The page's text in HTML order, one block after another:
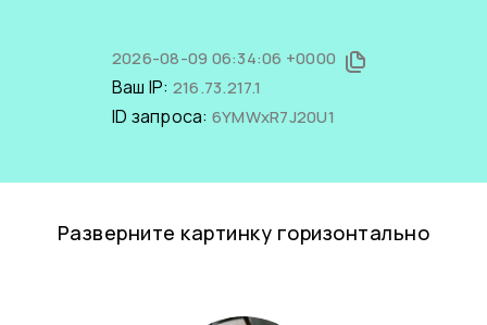
2026-08-09 06:34:06 +0000
Ваш IP: 216.73.217.1
ID запроса: 6YMWxR7J20U1
Разверните картинку горизонтально